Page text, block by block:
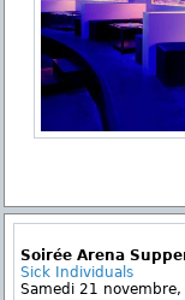
Soirée Arena
Sick Individuals
Samedi 21